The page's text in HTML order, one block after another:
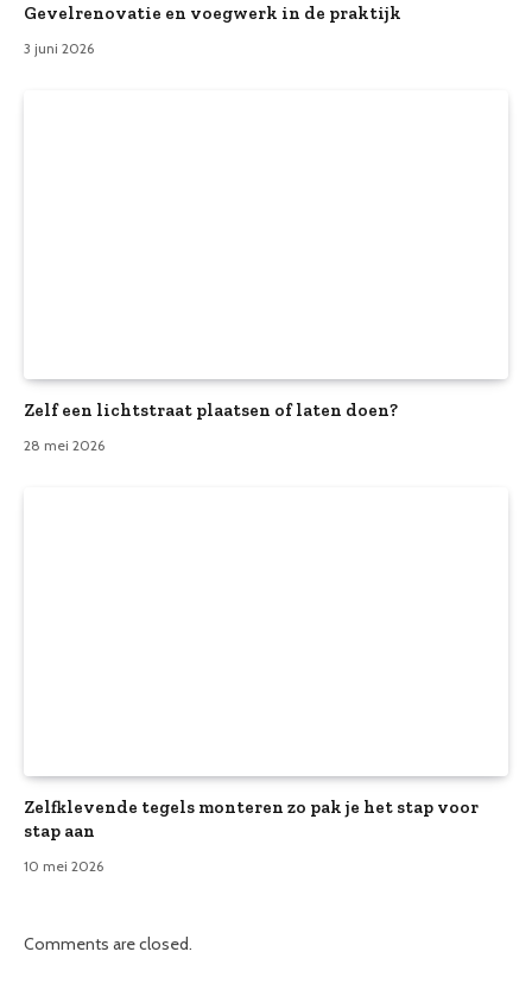
Gevelrenovatie en voegwerk in de praktijk
3 juni 2026
Zelf een lichtstraat plaatsen of laten doen?
28 mei 2026
Zelfklevende tegels monteren zo pak je het stap voor
stap aan
10 mei 2026
Comments are closed.